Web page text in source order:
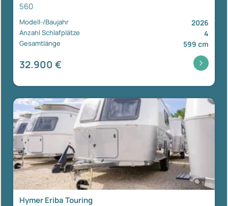
560
Modell-/Baujahr 2026
Anzahl Schlafplätze 4
Gesamtlänge 599 cm
32.900 €
Hymer Eriba Touring